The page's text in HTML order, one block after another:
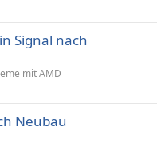
Signal nach
mit AMD
Neubau